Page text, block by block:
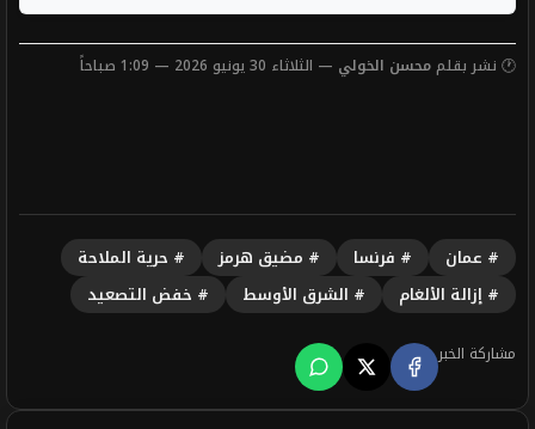
🕐 نشر بقلممحسن الخولي — الثلاثاء 30 يونيو 2026 — 1:09 صباحاً
# عمان # فرنسا # مضيق هرمز
# حرية الملاحة
# إزالة الألغام
# الشرق الأوسط # خفض التصعيد
مشاركة الخبر